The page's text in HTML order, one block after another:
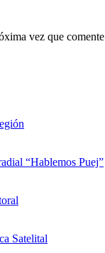
vez que
“Hablemos Puej”
Satelital